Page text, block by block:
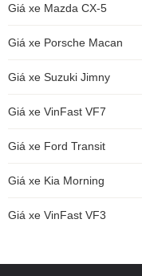
Giá xe Mazda CX-5
Giá xe Porsche Macan
Giá xe Suzuki Jimny
Giá xe VinFast VF7
Giá xe Ford Transit
Giá xe Kia Morning
Giá xe VinFast VF3